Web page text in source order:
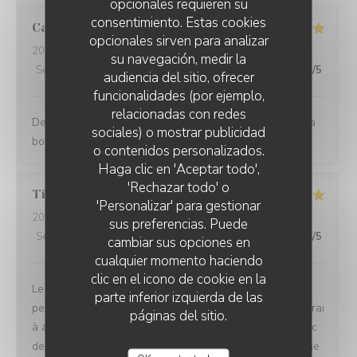
opcionales requieren su
consentimiento. Estas cookies
opcionales sirven para analizar
su navegación, medir la
audiencia del sitio, ofrecer
funcionalidades (por ejemplo,
relacionadas con redes
sociales) o mostrar publicidad
o contenidos personalizados.
Haga clic en 'Aceptar todo',
'Rechazar todo' o
'Personalizar' para gestionar
sus preferencias. Puede
cambiar sus opciones en
cualquier momento haciendo
clic en el icono de cookie en la
parte inferior izquierda de las
páginas del sitio.
Caroline D
2026-07-30
- 20:30 - Invitados 4
Servicio
Ambiente 5/5 Menú: Calidad / Precio /5
Des plats raffinés et fins tant dans l assiette que dans la
bouche ... On reviendra !
Tiziana
2026-07-28
- 12:30 - Invitados 8
Servicio
Ambiente: 5/5 Menú: 5/5 Calidad / Precio 4/5
Le lieux est magnifique, la nourriture bonne et le
personnel très sympathique. Le seul point que je trouverai
à améliorer c'est que en tant que parent voyageant avec
des petits enfants je trouve toujours chouette si il y a une
LA CAMARGUE